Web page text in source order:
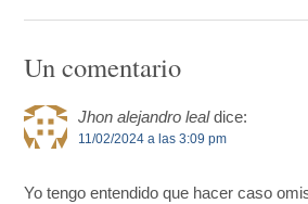
Un comentario
Jhon alejandro leal dice:
11/02/2024 a las 3:09 pm
Yo tengo entendido que hacer caso